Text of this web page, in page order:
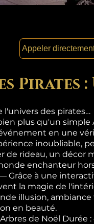
Appeler
Pirates :
l'univers des pirates…
plus qu'un
en une
inoubliable,
de rideau, un
enchanteur
Grâce à une
la magie de
illusion,
en beauté.
Arbres de Noël